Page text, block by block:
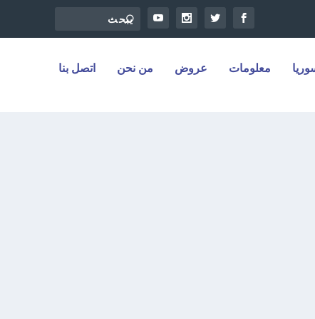
معلومات عروض من نحن اتصل بنا